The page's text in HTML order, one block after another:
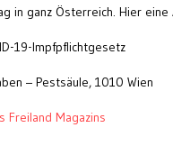
in ganz Österreich. Hier eine
19-Impfpflichtgesetz
– Pestsäule, 1010 Wien
Freiland Magazins